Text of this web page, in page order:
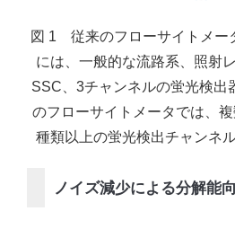
図 1 従来のフローサイトメー
には、一般的な流路系、照射
SSC、3チャンネルの蛍光検出
のフローサイトメータでは、
種類以上の蛍光検出チャンネ
ノイズ減少による分解能